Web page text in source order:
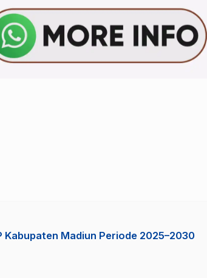
Kabupaten Madiun Periode 2025–2030